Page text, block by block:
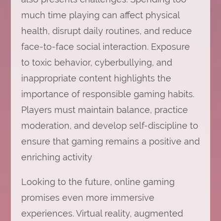
much time playing can affect physical
health, disrupt daily routines, and reduce
face-to-face social interaction. Exposure
to toxic behavior, cyberbullying, and
inappropriate content highlights the
importance of responsible gaming habits.
Players must maintain balance, practice
moderation, and develop self-discipline to
ensure that gaming remains a positive and
enriching activity
Looking to the future, online gaming
promises even more immersive
experiences. Virtual reality, augmented